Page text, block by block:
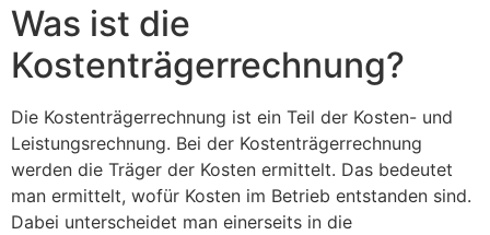
Was ist die
Kostenträgerrechnung?
Die Kostenträgerrechnung ist ein Teil der Kosten- und
Leistungsrechnung. Bei der Kostenträgerrechnung
werden die Träger der Kosten ermittelt. Das bedeutet
man ermittelt, wofür Kosten im Betrieb entstanden sind.
Dabei unterscheidet man einerseits in die